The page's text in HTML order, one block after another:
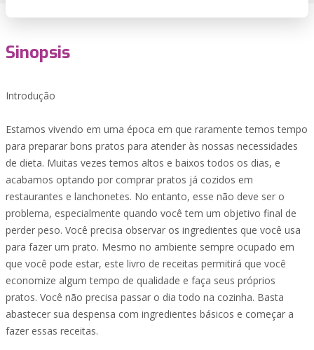
Sinopsis
Introdução
Estamos vivendo em uma época em que raramente temos tempo
para preparar bons pratos para atender às nossas necessidades
de dieta. Muitas vezes temos altos e baixos todos os dias, e
acabamos optando por comprar pratos já cozidos em
restaurantes e lanchonetes. No entanto, esse não deve ser o
problema, especialmente quando você tem um objetivo final de
perder peso. Você precisa observar os ingredientes que você usa
para fazer um prato. Mesmo no ambiente sempre ocupado em
que você pode estar, este livro de receitas permitirá que você
economize algum tempo de qualidade e faça seus próprios
pratos. Você não precisa passar o dia todo na cozinha. Basta
abastecer sua despensa com ingredientes básicos e começar a
fazer essas receitas.